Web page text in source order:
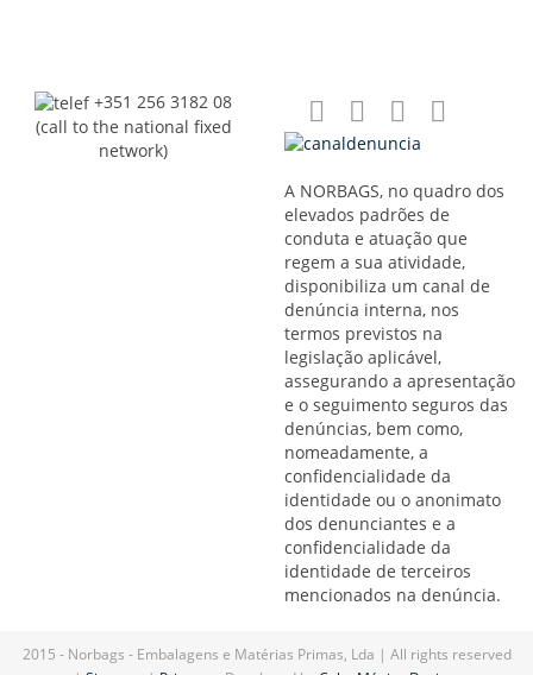
+351 256 3182 08
(call to the national fixed
network)
A NORBAGS, no quadro dos
elevados padrões de
conduta e atuação que
regem a sua atividade,
disponibiliza um canal de
denúncia interna, nos
termos previstos na
legislação aplicável,
assegurando a apresentação
e o seguimento seguros das
denúncias, bem como,
nomeadamente, a
confidencialidade da
identidade ou o anonimato
dos denunciantes e a
confidencialidade da
identidade de terceiros
mencionados na denúncia.
2015 - Norbags - Embalagens e Matérias Primas, Lda | All rights reserved